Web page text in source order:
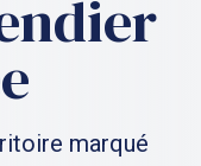
marqué